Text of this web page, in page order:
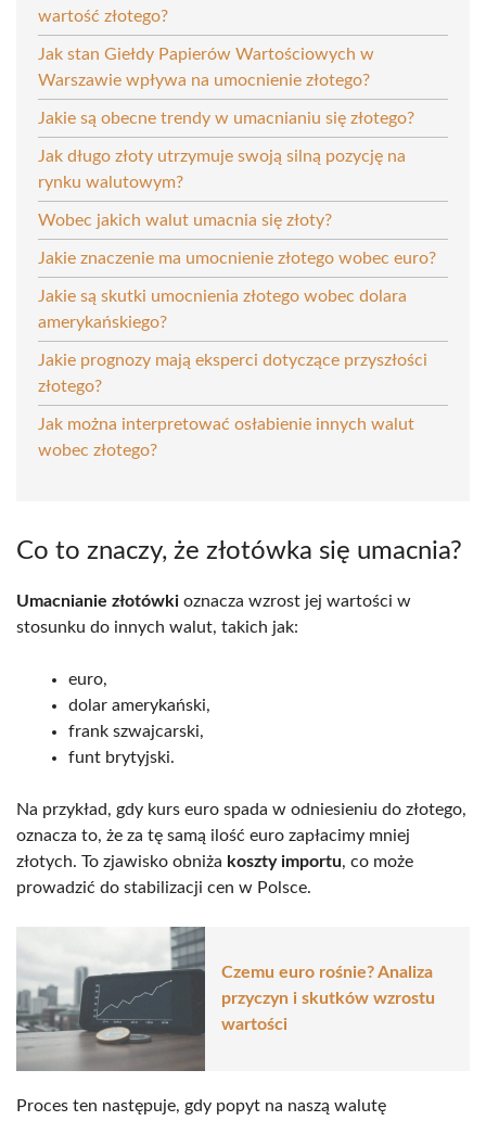
wartość złotego?
Jak stan Giełdy Papierów Wartościowych w
Warszawie wpływa na umocnienie złotego?
Jakie są obecne trendy w umacnianiu się złotego?
Jak długo złoty utrzymuje swoją silną pozycję na
rynku walutowym?
Wobec jakich walut umacnia się złoty?
Jakie znaczenie ma umocnienie złotego wobec euro?
Jakie są skutki umocnienia złotego wobec dolara
amerykańskiego?
Jakie prognozy mają eksperci dotyczące przyszłości
złotego?
Jak można interpretować osłabienie innych walut
wobec złotego?
Co to znaczy, że złotówka się umacnia?
Umacnianie złotówki oznacza wzrost jej wartości w
stosunku do innych walut, takich jak:
euro,
dolar amerykański,
frank szwajcarski,
funt brytyjski.
Na przykład, gdy kurs euro spada w odniesieniu do złotego,
oznacza to, że za tę samą ilość euro zapłacimy mniej
złotych. To zjawisko obniża koszty importu, co może
prowadzić do stabilizacji cen w Polsce.
Czemu euro rośnie? Analiza
przyczyn i skutków wzrostu
wartości
Proces ten następuje, gdy popyt na naszą walutę